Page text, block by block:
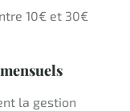
10€ et 30€
la gestion